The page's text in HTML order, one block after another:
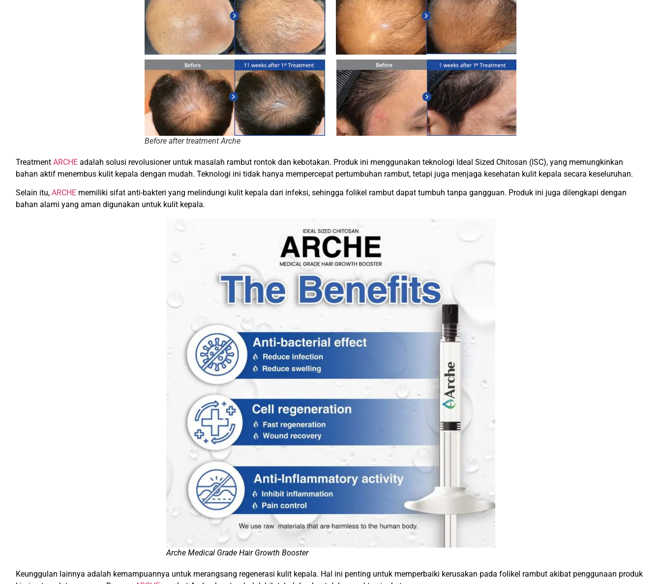
Before after treatment Arche
Treatment ARCHE adalah solusi revolusioner untuk masalah rambut rontok dan kebotakan. Produk ini menggunakan teknologi Ideal Sized Chitosan (ISC), yang memungkinkan
bahan aktif menembus kulit kepala dengan mudah. Teknologi ini tidak hanya mempercepat pertumbuhan rambut, tetapi juga menjaga kesehatan kulit kepala secara keseluruhan.
Selain itu, ARCHE memiliki sifat anti-bakteri yang melindungi kulit kepala dari infeksi, sehingga folikel rambut dapat tumbuh tanpa gangguan. Produk ini juga dilengkapi dengan
bahan alami yang aman digunakan untuk kulit kepala.
Arche Medical Grade Hair Growth Booster
Keunggulan lainnya adalah kemampuannya untuk merangsang regenerasi kulit kepala. Hal ini penting untuk memperbaiki kerusakan pada folikel rambut akibat penggunaan produk